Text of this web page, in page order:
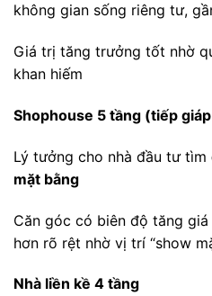
không gian sống riêng tư,
Giá trị tăng trưởng tốt nhờ
khan hiếm
Shophouse 5 tầng (tiếp
Lý tưởng cho nhà đầu tư tìm
mặt bằng
Căn góc có biên độ tăng
hơn rõ rệt nhờ vị trí “show
Nhà liền kề 4 tầng